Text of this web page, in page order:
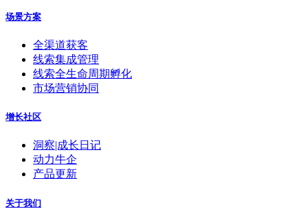
场景方案
全渠道获客
线索集成管理
线索全生命周期孵化
市场营销协同
增长社区
洞察|成长日记
动力牛企
产品更新
关于我们